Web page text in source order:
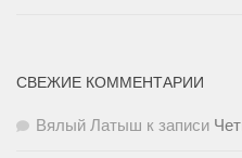
СВЕЖИЕ КОММЕНТАРИИ
Вялый Латыш к записи